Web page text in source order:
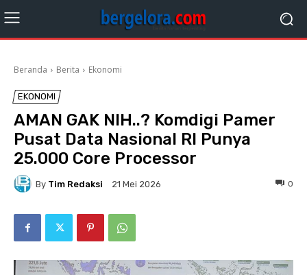
Beranda Berita Ekonomi
EKONOMI
AMAN GAK NIH..? Komdigi Pamer
Pusat Data Nasional RI Punya
25.000 Core Processor
By Tim Redaksi 21 Mei 2026 0